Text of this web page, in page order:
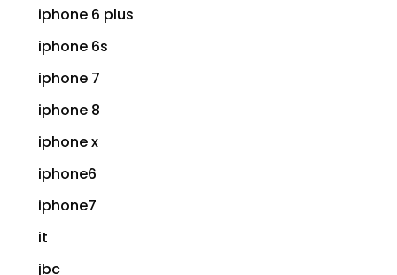
iphone 6 plus
iphone 6s
iphone 7
iphone 8
iphone x
iphone6
iphone7
it
jbc